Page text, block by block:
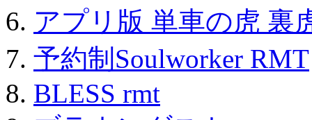
アプリ版 単車の虎 裏
予約制Soulworker RMT
BLESS rmt